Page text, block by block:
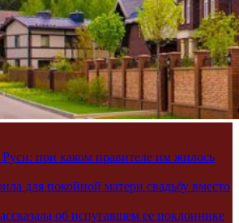
при каком правителе им жилось
для покойной матери свадьбу вместо
об испугавшем ее поклоннике